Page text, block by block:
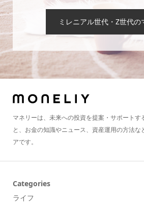
ミレニアル世代・Z世代の
マネリーは、未来への投資を提案・サポートす
と、お金の知識やニュース、資産運用の方法な
アです。
Categories
ライフ